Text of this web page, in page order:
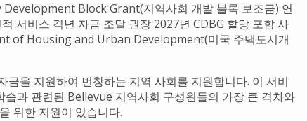
Block Grant(지역사회 개발 블록 보조금) 연
서비스 격년 자금 조달 권장 2027년 CDBG 할당 포함 사
of Housing and Urban Development(미국 주택도시개
을 지원하여 번창하는 지역 사회를 지원합니다. 이 서비
과 관련된 Bellevue 지역사회 구성원들의 가장 큰 격차와
위한 지원이 있습니다.